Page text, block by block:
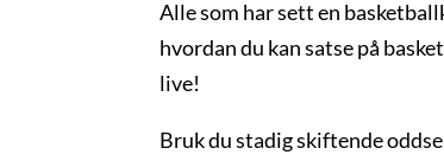
Alle som har sett en
hvordan du kan satse på
live!
Bruk du stadig skiftende